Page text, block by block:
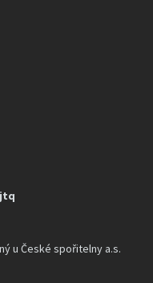
u České spořitelny a.s.